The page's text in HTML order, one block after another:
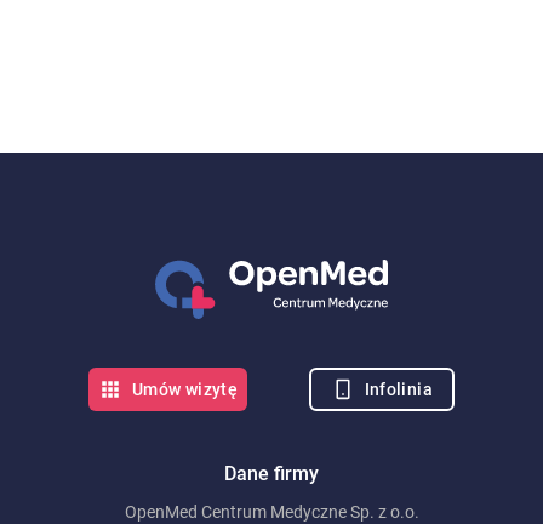
Dane firmy
OpenMed Centrum Medyczne Sp. z o.o.
Umów wizytę Infolinia